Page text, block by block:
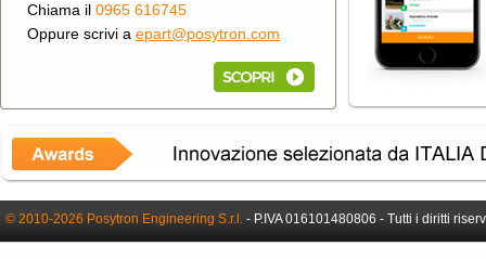
Chiama il 0965 616745
Oppure scrivi a epart@posytron.com
© 2010-2026 Posytron Engineering S.r.l. - P.IVA 016101480806 - Tutti i diritti